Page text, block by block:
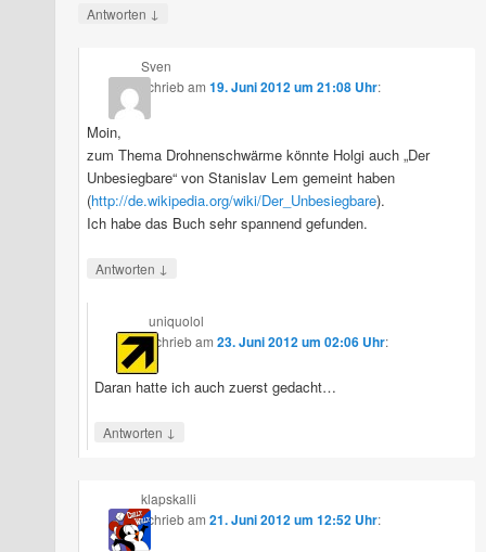
Antworten ↓
Sven
schriebam 19. Juni 2012 um 21:08 Uhr:
Moin,
zum Thema Drohnenschwärme könnte Holgi auch „Der
Unbesiegbare“ von Stanislav Lem gemeint haben
(http://de.wikipedia.org/wiki/Der_Unbesiegbare).
Ich habe das Buch sehr spannend gefunden.
Antworten ↓
uniquolol
schriebam23. Juni 2012 um 02:06 Uhr:
Daran hatte ich auch zuerst gedacht…
Antworten ↓
klapskalli
schriebam 21. Juni 2012 um 12:52 Uhr: